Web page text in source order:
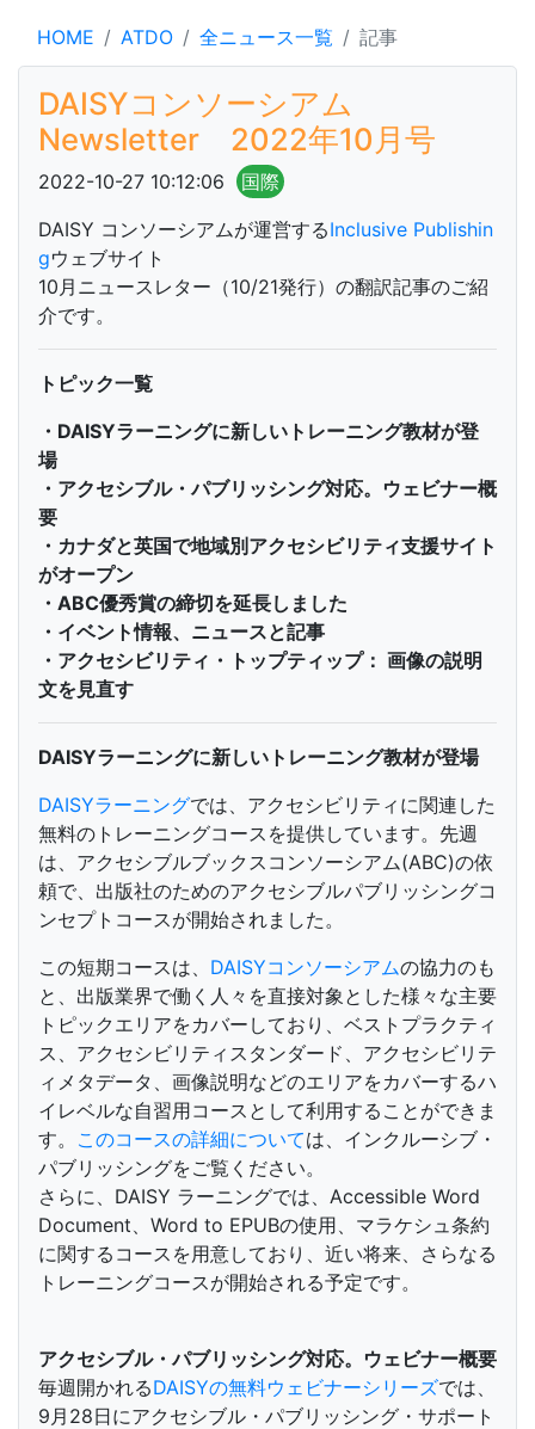
HOME ATDO 全ニュース一覧 記事
DAISYコンソーシアム
Newsletter 2022年10月号
2022-10-27 10:12:06
国際
DAISY コンソーシアムが運営するInclusive Publishin
gウェブサイト
10月ニュースレター（10/21発行）の翻訳記事のご紹
介です。
トピック一覧
・DAISYラーニングに新しいトレーニング教材が登
場
・ アクセシブル・パブリッシング対応。ウェビナー概
要
・カナダと英国で地域別アクセシビリティ支援サイト
がオープン
・ ABC優秀賞の締切を延長しました
・イベント情報、 ニュースと記事
・ アクセシビリティ・トップティップ： 画像の説明
文を見直す
DAISYラーニングに新しいトレーニング教材が登場
DAISYラーニングでは、アクセシビリティに関連した
無料のトレーニングコースを提供しています。先週
は、アクセシブルブックスコンソーシアム(ABC)の依
頼で、出版社のためのアクセシブルパブリッシングコ
ンセプトコースが開始されました。
この短期コースは、 DAISYコンソーシアムの協力のも
と、出版業界で働く人々を直接対象とした様々な主要
トピックエリアをカバーしており、ベストプラクティ
ス、アクセシビリティスタンダード、アクセシビリテ
ィメタデータ、画像説明などのエリアをカバーするハ
イレベルな自習用コースとして利用することができま
す。 このコースの詳細については、インクルーシブ・
パブリッシングをご覧ください。
さらに、DAISY ラーニングでは、Accessible Word
Document、Word to EPUBの使用、マラケシュ条約
に関するコースを用意しており、近い将来、さらなる
トレーニングコースが開始される予定です。
アクセシブル・パブリッシング対応。ウェビナー概要
毎週開かれるDAISYの無料ウェビナーシリーズでは、
9月28日にアクセシブル・パブリッシング・サポート